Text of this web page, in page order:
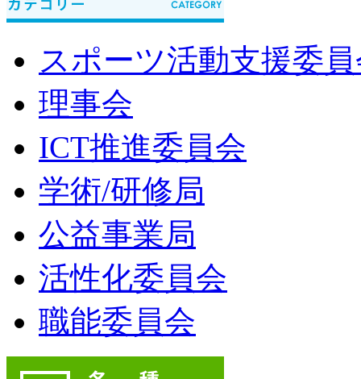
スポーツ活動支援委
理事会
ICT推進委員会
学術/研修局
公益事業局
活性化委員会
職能委員会